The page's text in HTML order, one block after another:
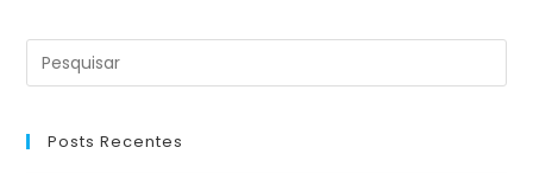
Posts Recentes